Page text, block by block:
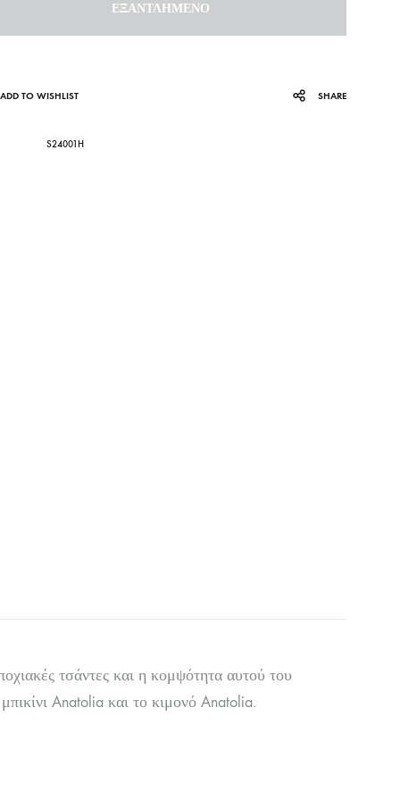
ΕΞΑΝΤΛΗΜΈΝΟ
ADD TO WISHLIST SHARE
S24001H
τσάντες και η κομψότητα αυτού του
Anatolia και το κιμονό Anatolia.